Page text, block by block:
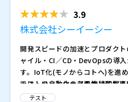
3.9
株式会社シーイーシー
開発スピードの加速とプロダク
ャイル・CI／CD・DevOpsの導
す。IoT化(モノからコトへ)を進
では、ソフトウェアの継続的な
スが求められ、テスト工程におけ
テストの自動化の必要性は理解
社にあった進め方がわからない」
テスト